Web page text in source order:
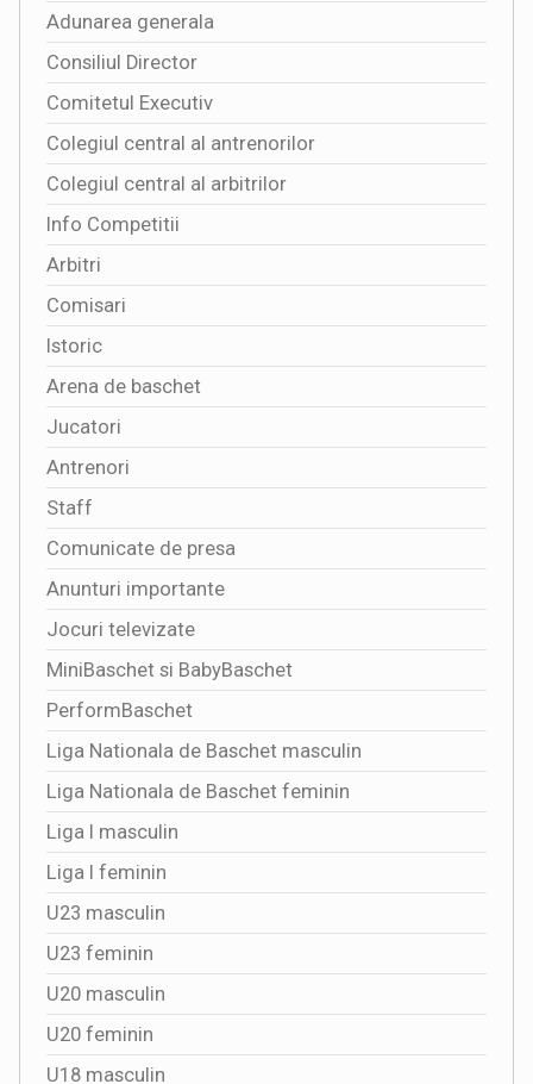
Adunarea generala
Consiliul Director
Comitetul Executiv
Colegiul central al antrenorilor
Colegiul central al arbitrilor
Info Competitii
Arbitri
Comisari
Istoric
Arena de baschet
Jucatori
Antrenori
Staff
Comunicate de presa
Anunturi importante
Jocuri televizate
MiniBaschet si BabyBaschet
PerformBaschet
Liga Nationala de Baschet masculin
Liga Nationala de Baschet feminin
Liga I masculin
Liga I feminin
U23 masculin
U23 feminin
U20 masculin
U20 feminin
U18 masculin